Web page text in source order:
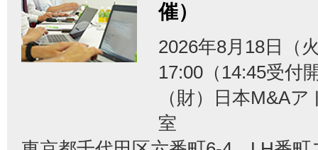
催）
2026年8月18日（
17:00（14:45受付
（財）日本M&A
室